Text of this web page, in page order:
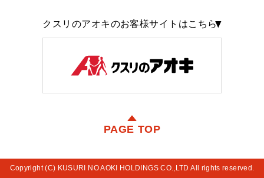
クスリのアオキのお客様サイトはこちら
PAGE TOP
Copyright (C) KUSURI NO AOKI HOLDINGS CO.,LTD All rights reserved.